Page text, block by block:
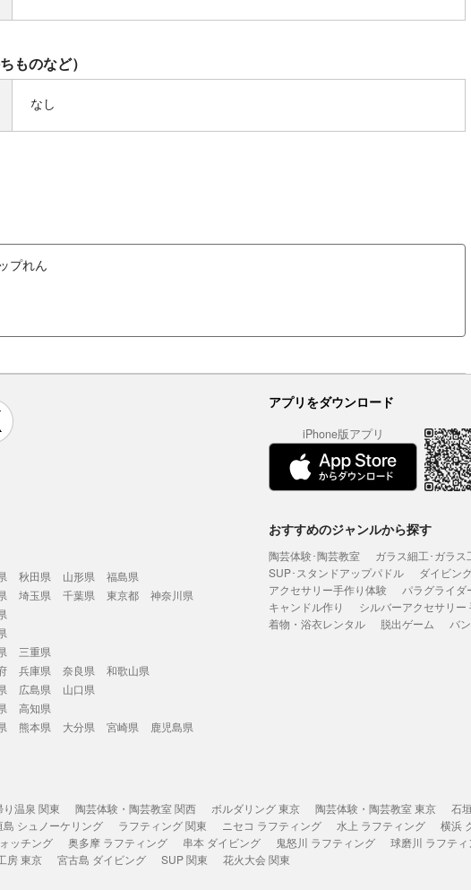
ものなど）
なし
プれん
アプリをダウンロード
iPhone版アプリ
秋田県 山形県
福島県
埼玉県 千葉県 東京都
神奈川県
三重県
兵庫県 奈良県
和歌山県
広島県
山口県
高知県
熊本県 大分県 宮崎県
鹿児島県
おすすめのジャンルから探す
陶芸体験･陶芸教室 ガラス細工･ガラス
SUP･スタンドアップパドル
ダイビン
アクセサリー手作り体験
パラグライダ
キャンドル作り
シルバーアクセサリー
着物・浴衣レンタル
脱出ゲーム バ
り温泉 関東 陶芸体験・陶芸教室 関西 ボルダリング 東京 陶芸体験・陶芸教室 東京 石
島 シュノーケリング ラフティング 関東 ニセコ ラフティング 水上 ラフティング 横浜
ッチング 奥多摩 ラフティング 串本 ダイビング 鬼怒川 ラフティング 球磨川 ラフテ
房 東京 宮古島 ダイビング SUP 関東 花火大会 関東